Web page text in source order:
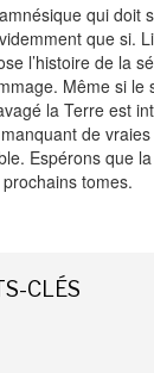
qui doit
que si.
l’histoire de la
Même si le
la Terre est
de
Espérons que
tomes.
CLÉS